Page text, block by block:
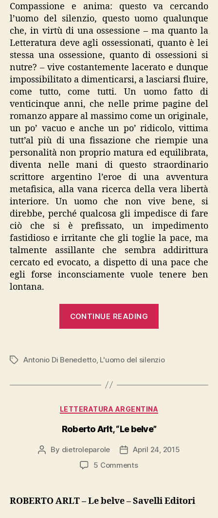
Compassione e anima: questo va cercando
l’uomo del silenzio, questo uomo qualunque
che, in virtù di una ossessione – ma quanto la
Letteratura deve agli ossessionati, quanto è lei
stessa una ossessione, quanto di ossessioni si
nutre? – vive costantemente lacerato e dunque
impossibilitato a dimenticarsi, a lasciarsi fluire,
come tutto, come tutti. Un uomo fatto di
venticinque anni, che nelle prime pagine del
romanzo appare al massimo come un originale,
un po’ vacuo e anche un po’ ridicolo, vittima
tutt’al più di una fissazione che riempie una
personalità non proprio matura ed equilibrata,
diventa nelle mani di questo straordinario
scrittore argentino l’eroe di una avventura
metafisica, alla vana ricerca della vera libertà
interiore. Un uomo che non vive bene, si
direbbe, perché qualcosa gli impedisce di fare
ciò che si è prefissato, un impedimento
fastidioso e irritante che gli toglie la pace, ma
talmente assillante che sembra addirittura
cercato ed evocato, a dispetto di una pace che
egli forse inconsciamente vuole tenere ben
lontana.
CONTINUE READING
del
TagsAntonio Di Benedetto, L'uomo del silenzio
Categories
LETTERATURA ARGENTINA
Roberto Arlt, “Le belve”
Post
By dietroleparole
Post
date
April 24, 2015
5 Commentson
“Le
ROBERTO ARLT – Le belve – Savelli Editori